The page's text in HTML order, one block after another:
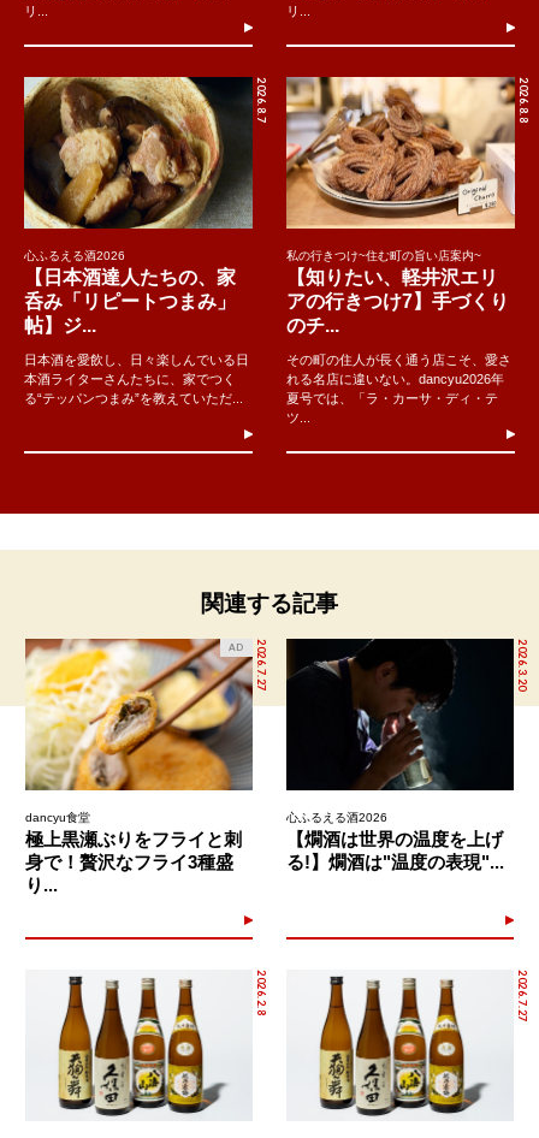
リ...
リ...
2026.8.7
心ふるえる酒2026
【日本酒達人たちの、家
呑み「リピートつまみ」
帖】ジ...
日本酒を愛飲し、日々楽しんでいる日
本酒ライターさんたちに、家でつく
る“テッパンつまみ”を教えていただ...
2026.8.8
私の行きつけ~住む町の旨い店案内~
【知りたい、軽井沢エリ
アの行きつけ7】手づくり
のチ...
その町の住人が長く通う店こそ、愛さ
れる名店に違いない。dancyu2026年
夏号では、「ラ・カーサ・ディ・テ
ツ...
関連する記事
2026.7.27
AD
dancyu食堂
極上黒瀬ぶりをフライと刺
身で！贅沢なフライ3種盛
り...
2026.3.20
心ふるえる酒2026
【燗酒は世界の温度を上げ
る!】燗酒は"温度の表現"...
2026.2.8 2026.7.27